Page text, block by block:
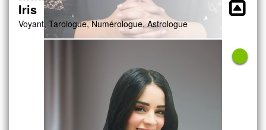
Iris
Voyant, Tarologue, Numérologue, Astrologue